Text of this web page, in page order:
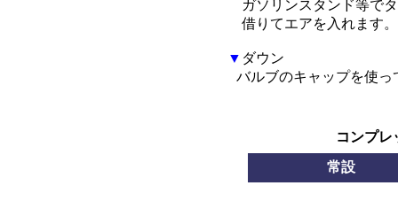
ガソリンスタンド等で
借りてエアを入れます。
▼ ダウン
バルブのキャップを使っ
コンプレ
常設